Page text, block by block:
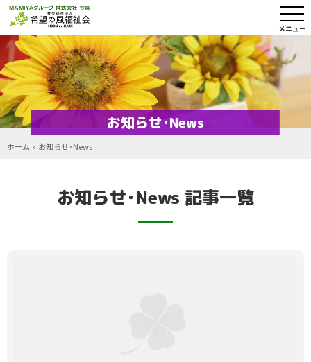
メニュー
お知らせ･News
ホーム » お知らせ･News
お知らせ･News 記事一覧